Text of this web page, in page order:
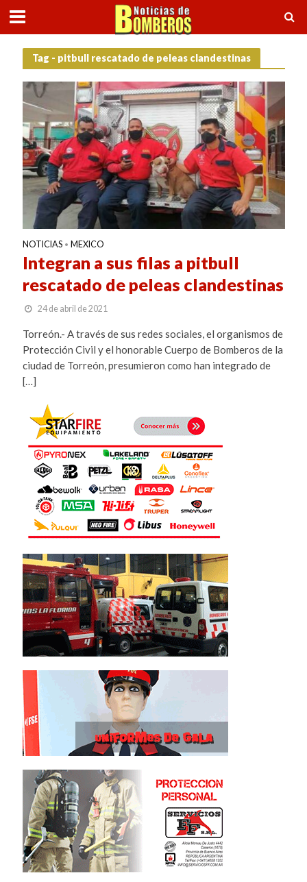
Tag - pitbull rescatado de peleas clandestinas
NOTICIAS • MEXICO
Integran a sus filas a pitbull
rescatado de peleas clandestinas
24 de abril de 2021
Torreón.- A través de sus redes sociales, el organismos de
Protección Civil y el honorable Cuerpo de Bomberos de la
ciudad de Torreón, presumieron como han integrado de
[…]